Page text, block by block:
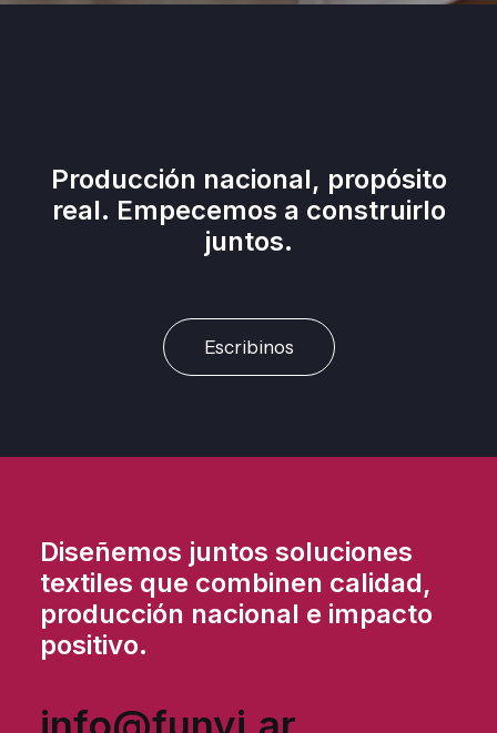
Producción nacional, propósito
real. Empecemos a construirlo
juntos.
Escribinos
Diseñemos juntos soluciones
textiles que combinen calidad,
producción nacional e impacto
positivo.